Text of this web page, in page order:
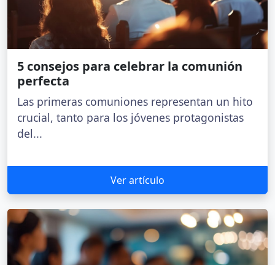
5 consejos para celebrar la comunión
perfecta
Las primeras comuniones representan un hito
crucial, tanto para los jóvenes protagonistas
del...
Ver artículo